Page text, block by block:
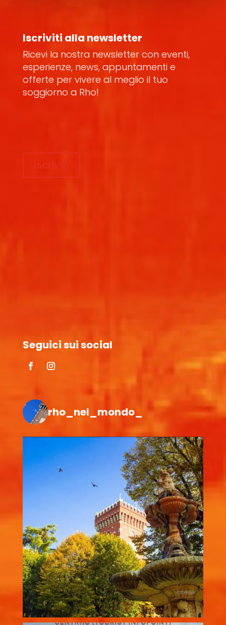
Iscriviti alla newsletter
Ricevi la nostra newsletter con eventi,
esperienze, news, appuntamenti e
offerte per vivere al meglio il tuo
soggiorno a Rho!
Iscriviti
Seguici sui social
rho_nel_mondo_